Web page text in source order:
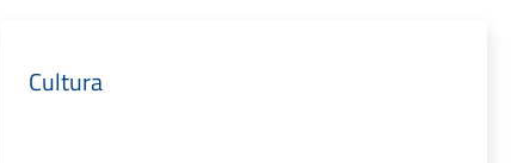
Cultura